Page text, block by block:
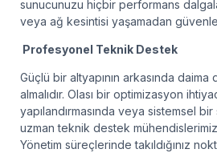
sunucunuzu hiçbir performans
veya ağ kesintisi yaşamadan
Profesyonel Teknik Destek
Güçlü bir altyapının arkasında
almalıdır. Olası bir optimizasyon
yapılandırmasında veya sistemsel
uzman teknik destek
Yönetim süreçlerinde takıldığınız